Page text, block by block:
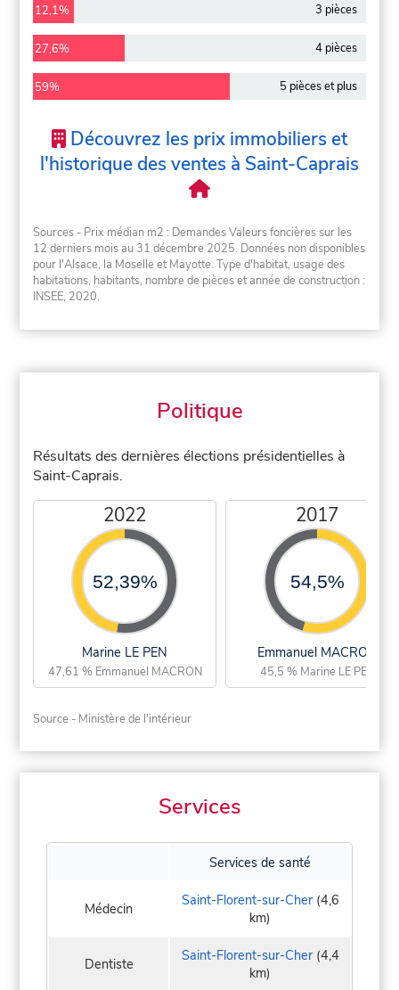
12,1% 3 pièces
27,6% 4 pièces
59% 5 pièces et plus
Découvrez les prix immobiliers et
l'historique des ventes à Saint-Caprais
Sources - Prix médian m2 : Demandes Valeurs foncières sur les
12 derniers mois au 31 décembre 2025. Données non disponibles
pour l'Alsace, la Moselle et Mayotte. Type d'habitat, usage des
habitations, habitants, nombre de pièces et année de construction :
INSEE, 2020.
Politique
Résultats des dernières élections présidentielles à
Saint-Caprais.
2022
52,39%
Marine LE PEN
47,61 % Emmanuel MACRON
2017
54,5%
Emmanuel MACRON
45,5 % Marine LE PEN
Source - Ministère de l'intérieur
Services
Services de santé
Médecin Saint-Florent-sur-Cher(4,6
km)
Dentiste Saint-Florent-sur-Cher(4,4
km)